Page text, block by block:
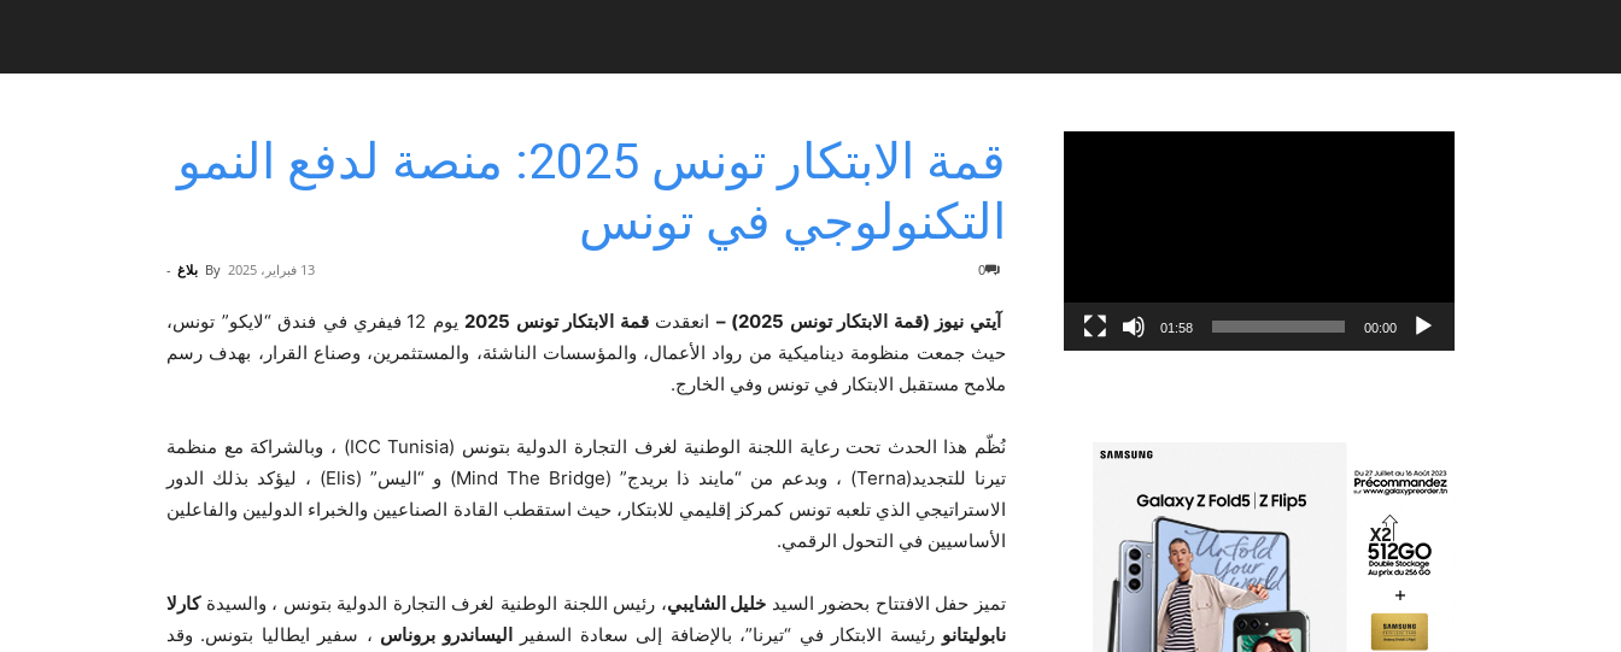
قمة الابتكار تونس 2025: منصة لدفع النمو
التكنولوجي في تونس
By بلاغ - 13 فبراير، 2025 0
آيتي نيوز (قمة الابتكار تونس 2025) – انعقدتقمة الابتكار تونس 2025
يوم 12 فيفري في فندق “لايكو” تونس،
حيث جمعت منظومة ديناميكية من رواد الأعمال، والمؤسسات الناشئة، والمستثمرين، وصناع القرار، بهدف رسم
ملامح مستقبل الابتكار في تونس وفي الخارج.
نُظّم هذا الحدث تحت رعاية اللجنة الوطنية لغرف التجارة الدولية بتونس (ICC Tunisia) ، وبالشراكة مع منظمة
تيرنا للتجديد(Terna) ، وبدعم من “مايند ذا بريدج” (Mind The Bridge) و “اليس” (Elis) ، ليؤكد بذلك الدور
الاستراتيجي الذي تلعبه تونس كمركز إقليمي للابتكار، حيث استقطب القادة الصناعيين والخبراء الدوليين والفاعلين
الأساسيين في التحول الرقمي.
تميز حفل الافتتاح بحضور السيد خليل الشايبي، رئيس اللجنة الوطنية لغرف التجارة الدولية بتونس ، والسيدةكارلا
نابوليتانو رئيسة الابتكار في “تيرنا”، بالإضافة إلى سعادة السفيراليساندرو بروناس ، سفير ايطاليا بتونس. وقد
00:00
01:58